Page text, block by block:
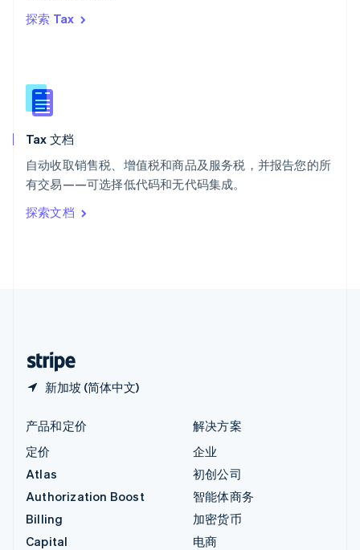
探索 Tax
Tax 文档
自动收取销售税、增值税和商品及服务税，并报告您的所
有交易——可选择低代码和无代码集成。
探索文档
新加坡 (简体中文)
English
English
新西兰
匈牙利
意大利
ItalianoEnglish
印度
English
产品和定价
定价
Atlas
Authorization Boost
Billing
Capital
解决方案
企业
初创公司
智能体商务
加密货币
电商